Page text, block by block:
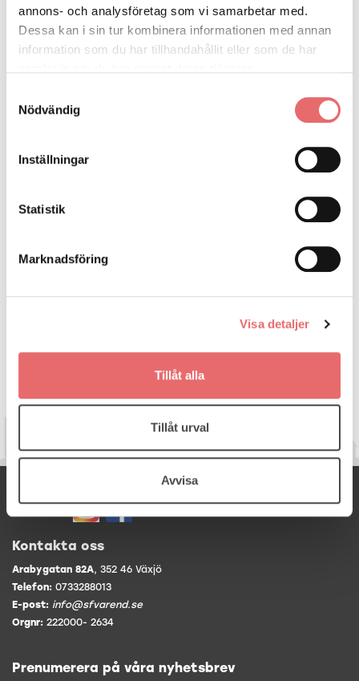
annons- och analysföretag som vi samarbetar med.
Dessa kan i sin tur kombinera informationen med annan
information som du har tillhandahållit eller som de har
Nödvändig
Inställningar
Statistik
Marknadsföring
Visa detaljer
Tillåt alla
Tillåt urval
Avvisa
BIldspel
Rapporten om handledares tilltro:
Tilltron till jobbchansen
Samordningsförbundet Värend
Kontakta oss
Arabygatan 82A, 352 46 Växjö
Telefon: 0733288013
E-post: info@sfvarend.se
Orgnr: 222000- 2634
Prenumerera på våra nyhetsbrev